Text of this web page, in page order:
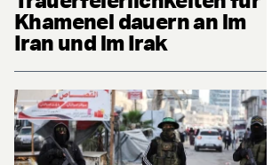
Khamenei dauern an im
Iran und im Irak